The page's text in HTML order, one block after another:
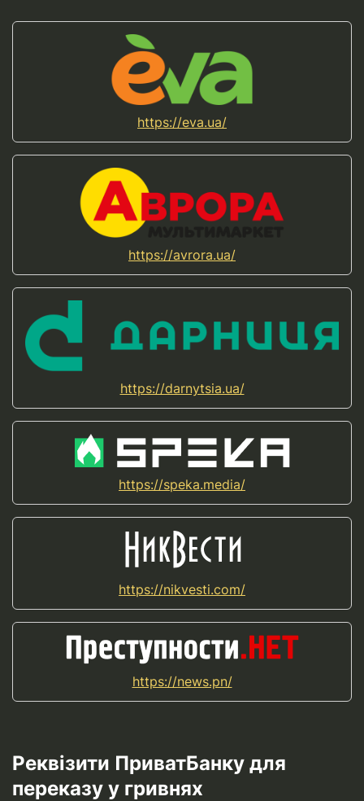
https://eva.ua/
https://avrora.ua/
https://darnytsia.ua/
https://speka.media/
https://nikvesti.com/
https://news.pn/
Реквізити ПриватБанку для
переказу у гривнях